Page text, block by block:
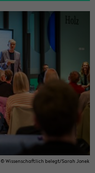
© Wis­sen­schaft­lich be­legt/Sarah Jonek